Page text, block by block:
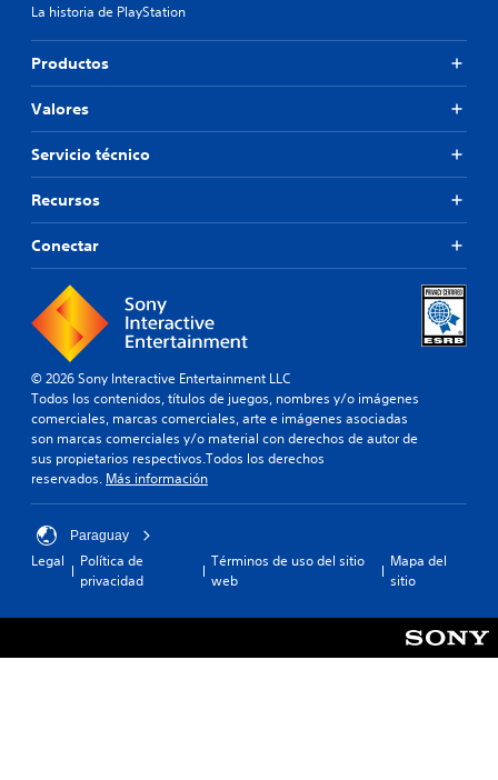
La historia de PlayStation
Productos
Valores
Servicio técnico
Recursos
Conectar
© 2026 Sony Interactive Entertainment LLC
Todos los contenidos, títulos de juegos, nombres y/o imágenes
comerciales, marcas comerciales, arte e imágenes asociadas
son marcas comerciales y/o material con derechos de autor de
sus propietarios respectivos.Todos los derechos
reservados. Más información
Paraguay
Legal
Política de
privacidad
Términos de uso del sitio
web
Mapa del
sitio